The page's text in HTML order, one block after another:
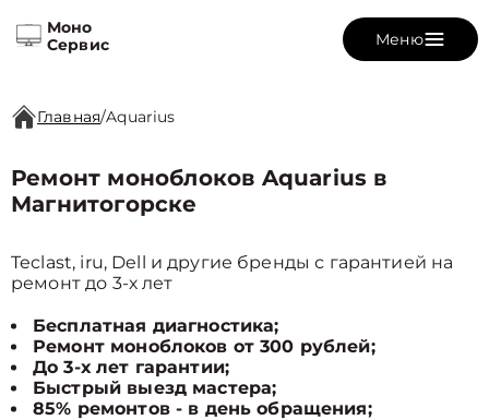
Моно
Сервис
Меню
Главная/Aquarius
Ремонт моноблоков Aquarius в
Магнитогорске
Teclast, iru, Dell и другие бренды с гарантией на
ремонт до 3-х лет
Бесплатная диагностика;
Ремонт моноблоков от 300 рублей;
До 3-х лет гарантии;
Быстрый выезд мастера;
85% ремонтов - в день обращения;